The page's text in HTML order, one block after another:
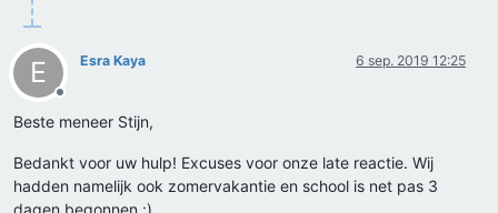
E
Offline
Esra Kaya 6 sep. 2019 12:25
Beste meneer Stijn,
Bedankt voor uw hulp! Excuses voor onze late reactie. Wij
hadden namelijk ook zomervakantie en school is net pas 3